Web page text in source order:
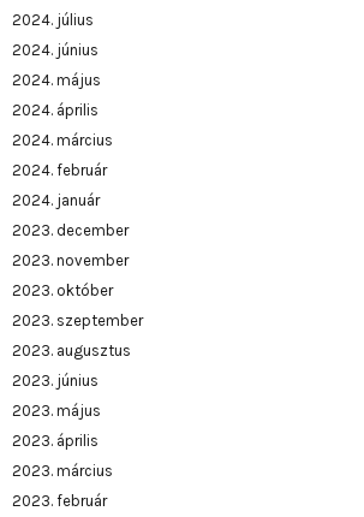
2024. július
2024. június
2024. május
2024. április
2024. március
2024. február
2024. január
2023. december
2023. november
2023. október
2023. szeptember
2023. augusztus
2023. június
2023. május
2023. április
2023. március
2023. február